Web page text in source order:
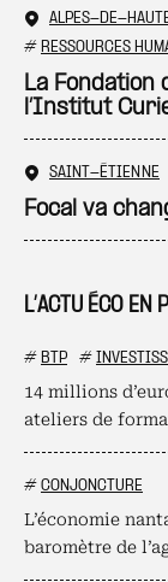
L’ACTU ÉCO EN
# BTP #
14 millions
ateliers de
# CONJONCTURE
L’économie
baromètre de
ALPES-DE-
# RESSOURCES
La Fondation
l’Institut
SAINT-ÉTIENNE
Focal va